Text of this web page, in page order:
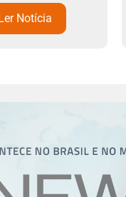
Ler Notícia